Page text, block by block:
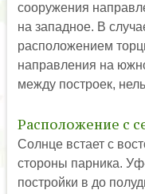
сооружения
на западное. В
расположением
направления на
между построек,
Расположение с
Солнце встает с
стороны парника.
постройки в до